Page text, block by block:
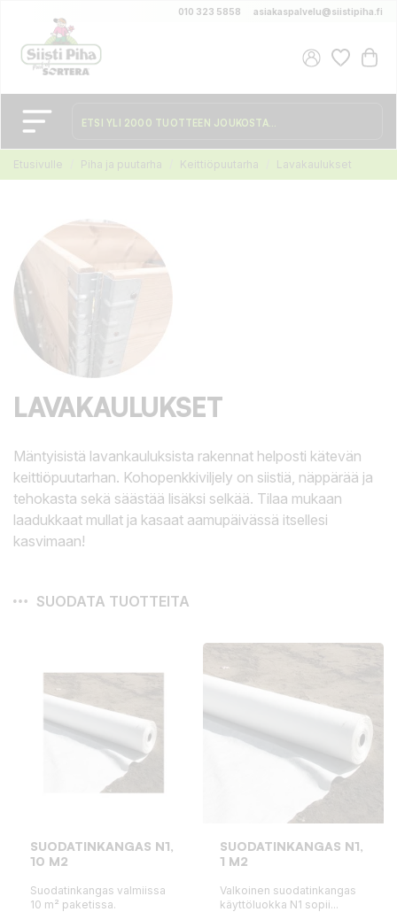
010 323 5858 asiakaspalvelu@siistipiha.fi
Etusivulle Piha ja puutarha Keittiöpuutarha Lavakaulukset
LAVAKAULUKSET
Mäntyisistä lavankauluksista rakennat helposti kätevän
keittiöpuutarhan. Kohopenkkiviljely on siistiä, näppärää ja
tehokasta sekä säästää lisäksi selkää. Tilaa mukaan
laadukkaat mullat ja kasaat aamupäivässä itsellesi
kasvimaan!
SUODATA TUOTTEITA
SUODATINKANGAS N1,
10 M2
Suodatinkangas valmiissa
10 m² paketissa.
SUODATINKANGAS N1,
1 M2
Valkoinen suodatinkangas
käyttöluokka N1 sopii...